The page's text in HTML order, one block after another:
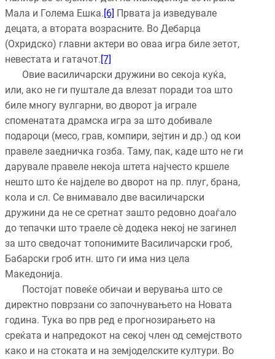
Мала и Голема Ешка.[6] Првата ја изведувале
децата, а втората возрасните. Во Дебарца
(Охридско) главни актери во оваа игра биле зетот,
невестата и гатачот.[7]
Овие василичарски дружини во секоја куќа,
или, ако не ги пуштале да влезат поради тоа што
биле многу вулгарни, во дворот ја играле
споменатата драмска игра за што добивале
подароци (месо, грав, компири, зејтин и др.) од кои
правеле заедничка гозба. Таму, пак, каде што не ги
дарувале правеле некоја штета најчесто кршеле
нешто што ќе најделе во дворот на пр. плуг, брана,
кола и сл. Се внимавало две василичарски
дружини да не се сретнат зашто редовно доаѓало
до тепачки што траеле сè додека некој не загинел
за што сведочат топонимите Василичарски гроб,
Бабарски гроб итн. што ги има низ цела
Македонија.
Постојат повеќе обичаи и верувања што се
директно поврзани со започнувањето на Новата
година. Тука во прв ред е прогнозирањето на
среќата и напредокот на секој член од семејството
како и на стоката и на земјоделските култури. Во